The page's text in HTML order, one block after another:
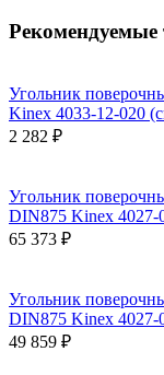
Угольник
Kinex 4033-12-020
2 282 ₽
Угольник
DIN875 Kinex 4027-
65 373 ₽
Угольник
DIN875 Kinex 4027-
49 859 ₽